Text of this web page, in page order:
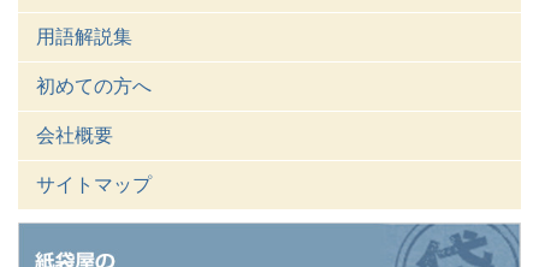
用語解説集
初めての方へ
会社概要
サイトマップ